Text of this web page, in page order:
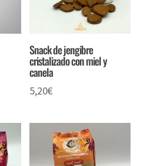
Snack de jengibre
cristalizado con miel y
canela
5,20€